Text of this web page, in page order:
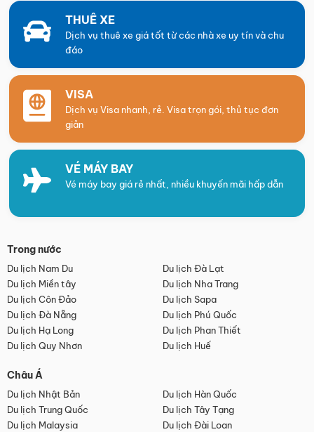
THUÊ XE
Dịch vụ thuê xe giá tốt từ các nhà xe uy tín và chu
đáo
VISA
Dịch vụ Visa nhanh, rẻ. Visa trọn gói, thủ tục đơn
giản
VÉ MÁY BAY
Vé máy bay giá rẻ nhất, nhiều khuyến mãi hấp dẫn
Trong nước
Du lịch Nam Du
Du lịch Đà Lạt
Du lịch Miền tây
Du lịch Nha Trang
Du lịch Côn Đảo
Du lịch Sapa
Du lịch Đà Nẵng
Du lịch Phú Quốc
Du lịch Hạ Long
Du lịch Phan Thiết
Du lịch Quy Nhơn
Du lịch Huế
Châu Á
Du lịch Nhật Bản
Du lịch Hàn Quốc
Du lịch Trung Quốc
Du lịch Tây Tạng
Du lịch Malaysia
Du lịch Đài Loan